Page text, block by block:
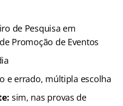
de Pesquisa em
Promoção de Eventos
e errado, múltipla escolha
sim, nas provas de